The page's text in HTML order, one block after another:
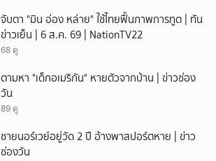
จับตา "มิน อ่อง หล่าย" ใช้ไทยฟื้นภาพการทูต | ทัน
ข่าวเย็น | 6 ส.ค. 69 | NationTV22
68 ดู
ตามหา "เด็กอเมริกัน" หายตัวจากบ้าน | ข่าวช่อง
วัน
89 ดู
ชายนอร์เวย์อยู่วัด 2 ปี อ้างพาสปอร์ตหาย | ข่าว
ช่องวัน